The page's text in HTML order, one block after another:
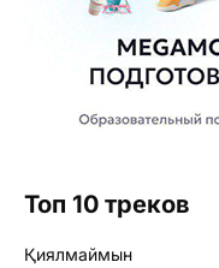
Топ 10 треков
Қиялмаймын